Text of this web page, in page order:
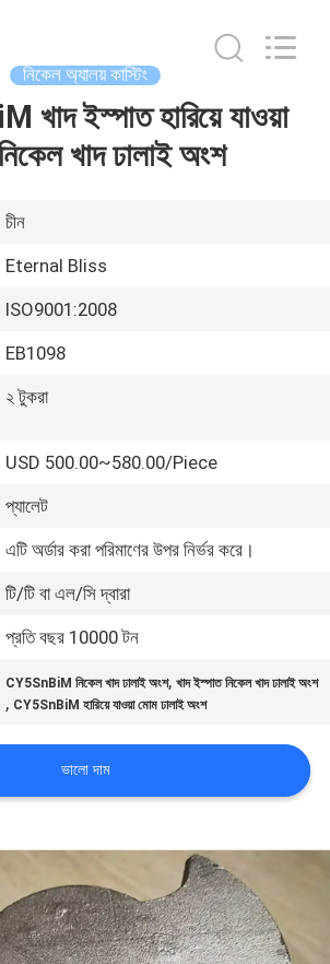
নিকেল অ্যালয় কাস্টিং
খাদ ইস্পাত হারিয়ে যাওয়া
খাদ ঢালাই অংশ
চীন
Eternal Bliss
ISO9001:2008
EB1098
২ টুকরা
USD 500.00~580.00/Piece
প্যালেট
এটি অর্ডার করা পরিমাণের উপর নির্ভর করে।
টি/টি বা এল/সি দ্বারা
প্রতি বছর 10000 টন
CY5SnBiM নিকেল খাদ ঢালাই অংশ,খাদ ইস্পাত নিকেল খাদ ঢালাই অংশ
, CY5SnBiM হারিয়ে যাওয়া মোম ঢালাই অংশ
ভালো দাম